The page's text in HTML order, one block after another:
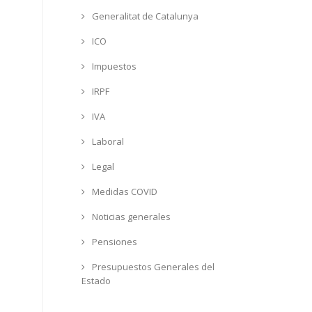
Generalitat de Catalunya
ICO
Impuestos
IRPF
IVA
Laboral
Legal
Medidas COVID
Noticias generales
Pensiones
Presupuestos Generales del
Estado